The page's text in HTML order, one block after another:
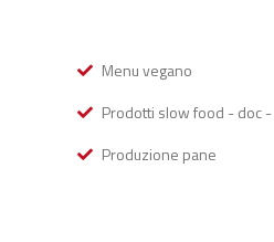
Menu vegano
Prodotti slow food - doc
Produzione pane